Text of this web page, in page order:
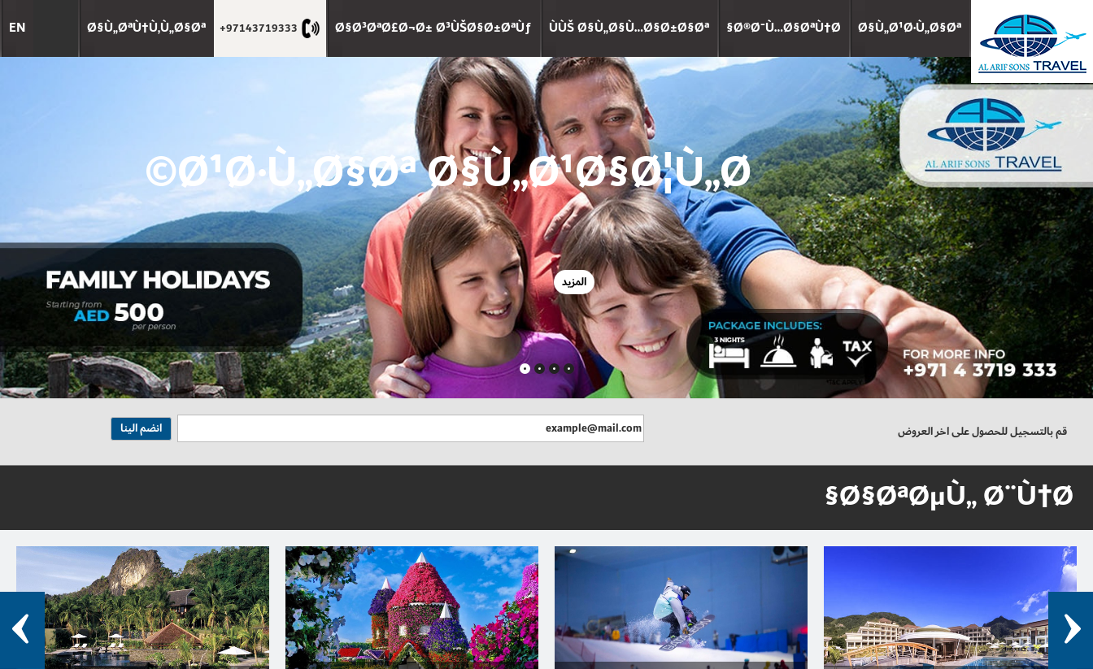
Home
Ø§Ù„Ø¹Ø·Ù„Ø§Øª
Ø®Ø¯Ù…Ø§ØªÙ†Ø§
ÙÙŠ Ø§Ù„Ø§Ù…Ø§Ø±Ø§Øª
Ø§Ø³ØªØ£Ø¬Ø± Ø³ÙŠØ§Ø±ØªÙƒ
97143719333+
Ø§Ù„ØªÙ†Ù‚Ù„Ø§Øª
EN
Ø¹Ø·Ù„Ø§Øª Ø§Ù„Ø¹Ø§Ø¦Ù„Ø©
المزيد
قم بالتسجيل للحصول على اخر العروض
Ø§ØªØµÙ„ Ø¨Ù†Ø§